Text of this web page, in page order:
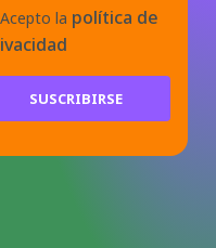
Acepto la política de
SUSCRIBIRSE